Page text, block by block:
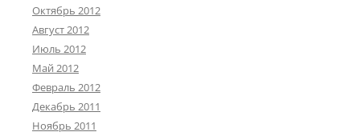
Октябрь 2012
Август 2012
Июль 2012
Май 2012
Февраль 2012
Декабрь 2011
Ноябрь 2011